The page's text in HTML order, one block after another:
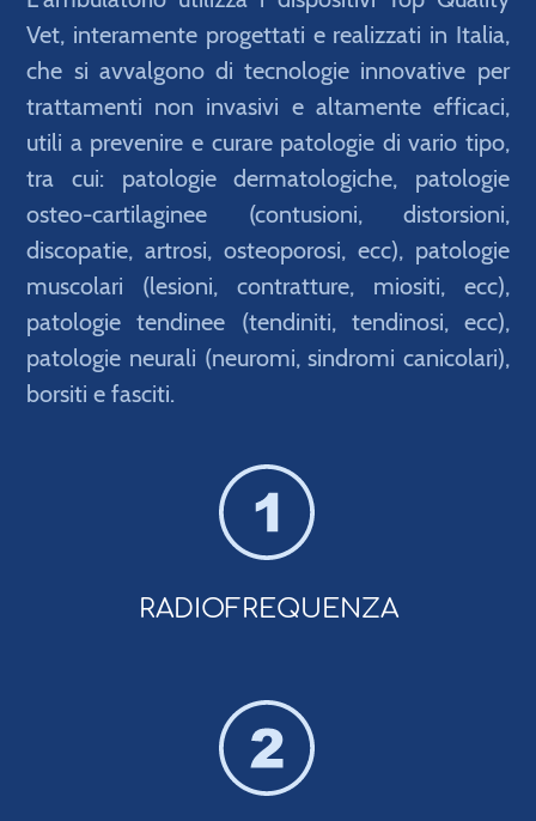
Vet, interamente progettati e realizzati in Italia,
che si avvalgono di tecnologie innovative per
trattamenti non invasivi e altamente efficaci,
utili a prevenire e curare patologie di vario tipo,
tra cui: patologie dermatologiche, patologie
osteo-cartilaginee (contusioni, distorsioni,
discopatie, artrosi, osteoporosi, ecc), patologie
muscolari (lesioni, contratture, miositi, ecc),
patologie tendinee (tendiniti, tendinosi, ecc),
patologie neurali (neuromi, sindromi canicolari),
borsiti e fasciti.
RADIOFREQUENZA